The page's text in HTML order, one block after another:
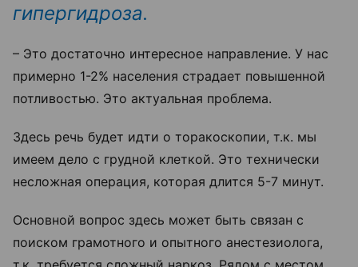
гипергидроза.
– Это достаточно интересное направление. У нас
примерно 1-2% населения страдает повышенной
потливостью. Это актуальная проблема.
Здесь речь будет идти о торакоскопии, т.к. мы
имеем дело с грудной клеткой. Это технически
несложная операция, которая длится 5-7 минут.
Основной вопрос здесь может быть связан с
поиском грамотного и опытного анестезиолога,